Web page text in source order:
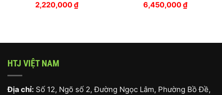
2,220,000₫ 6,450,000₫
HTJ VIỆT NAM
Địa chỉ: Số 12, Ngõ số 2, Đường Ngọc Lâm, Phường Bồ Đề,